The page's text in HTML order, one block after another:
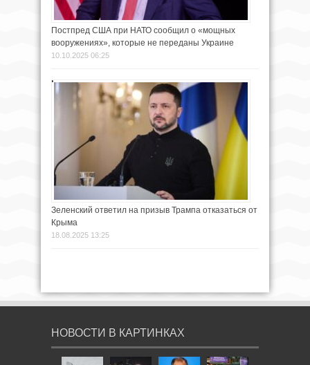
Постпред США при НАТО сообщил о «мощных
вооружениях», которые не переданы Украине
10.10.2025 06:25
Зеленский ответил на призыв Трампа отказаться от
Крыма
18.08.2025 13:25
НОВОСТИ В КАРТИНКАХ